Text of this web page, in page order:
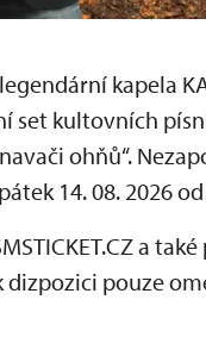
kapela
set kultovních
ohňů“.
14. 08. 2026
a
pouze